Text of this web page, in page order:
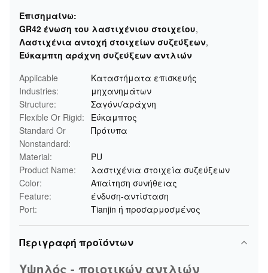
Επισημαίνω:
GR42 ένωση του λαστιχένιου στοιχείου,
Λαστιχένια αντοχή στοιχείων συζεύξεων,
Εύκαμπτη αράχνη συζεύξεων αντλιών
Applicable
Industries:
Καταστήματα επισκευής
μηχανημάτων
Structure:
Σαγόνι/αράχνη
Flexible Or Rigid:
Εύκαμπτος
Standard Or
Nonstandard:
Πρότυπα
Material:
PU
Product Name:
λαστιχένια στοιχεία συζεύξεων
Color:
Απαίτηση συνήθειας
Feature:
ένδυση-αντίσταση
Port:
Tianjin ή προσαρμοσμένος
Περιγραφή προϊόντων
Υψηλός - ποιοτικών αντλιών